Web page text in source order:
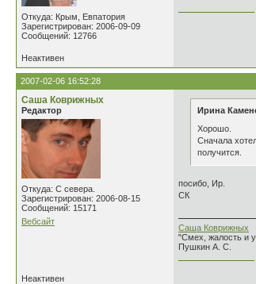
Откуда: Крым, Евпатория
Зарегистрирован: 2006-09-09
Сообщений: 12766
Неактивен
2007-02-06 16:52:28
Саша Коврижных
Редактор
Откуда: С севера.
Зарегистрирован: 2006-08-15
Сообщений: 15171
Вебсайт
Ирина
Хорошо.
Сначала
получится.
посибо, Ир.
СК
Саша Коврижных
"Смех, жалость и
Пушкин А. С.
Неактивен